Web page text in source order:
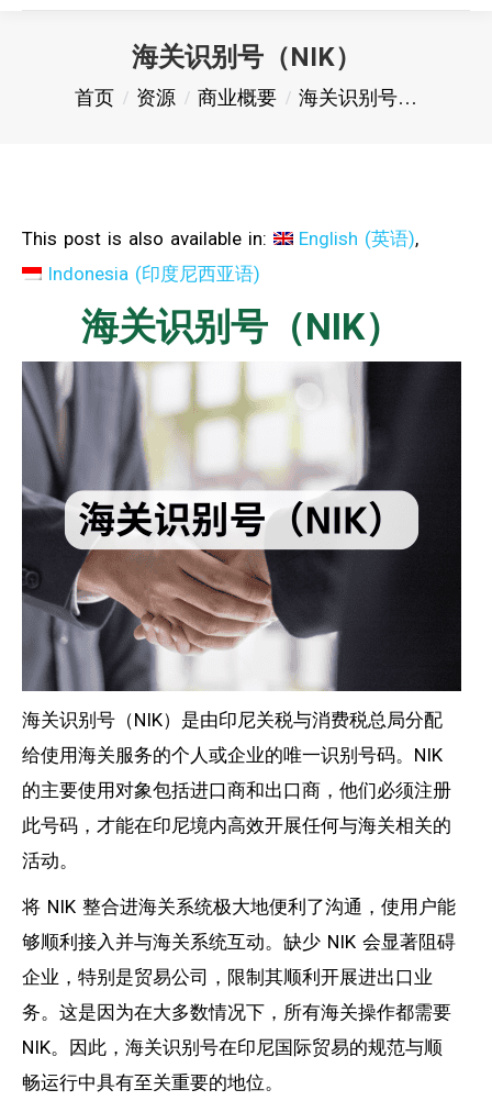
海关识别号（NIK）
您在这里：
首页 资源 商业概要 海关识别号…
This post is also available in: English (英语)
Indonesia (印度尼西亚语)
海关识别号（NIK）
海关识别号（NIK）是由印尼关税与消费税总局分配
给使用海关服务的个人或企业的唯一识别号码。NIK
的主要使用对象包括进口商和出口商，他们必须注册
此号码，才能在印尼境内高效开展任何与海关相关的
活动。
将 NIK 整合进海关系统极大地便利了沟通，使用户能
够顺利接入并与海关系统互动。缺少 NIK 会显著阻碍
企业，特别是贸易公司，限制其顺利开展进出口业
务。这是因为在大多数情况下，所有海关操作都需要
NIK。因此，海关识别号在印尼国际贸易的规范与顺
畅运行中具有至关重要的地位。